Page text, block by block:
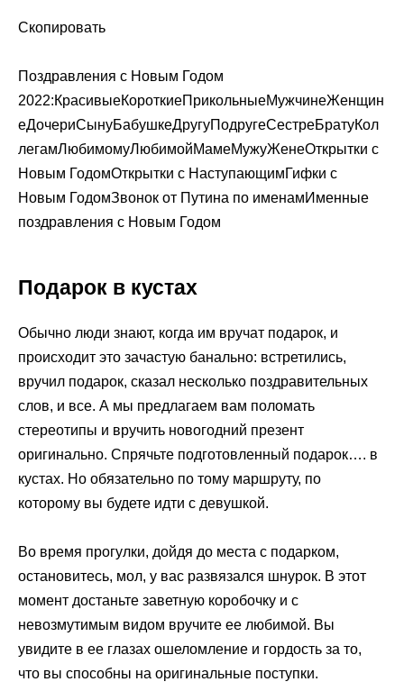
Скопировать
Поздравления с Новым Годом
2022:КрасивыеКороткиеПрикольныеМужчинеЖенщин
еДочериСынуБабушкеДругуПодругеСестреБратуКол
легамЛюбимомуЛюбимойМамеМужуЖенеОткрытки с
Новым ГодомОткрытки с НаступающимГифки с
Новым ГодомЗвонок от Путина по именамИменные
поздравления с Новым Годом
Подарок в кустах
Обычно люди знают, когда им вручат подарок, и
происходит это зачастую банально: встретились,
вручил подарок, сказал несколько поздравительных
слов, и все. А мы предлагаем вам поломать
стереотипы и вручить новогодний презент
оригинально. Спрячьте подготовленный подарок…. в
кустах. Но обязательно по тому маршруту, по
которому вы будете идти с девушкой.
Во время прогулки, дойдя до места с подарком,
остановитесь, мол, у вас развязался шнурок. В этот
момент достаньте заветную коробочку и с
невозмутимым видом вручите ее любимой. Вы
увидите в ее глазах ошеломление и гордость за то,
что вы способны на оригинальные поступки.